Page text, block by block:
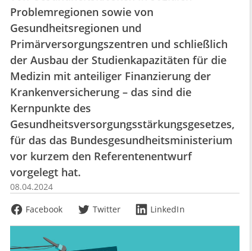
Problemregionen sowie von
Gesundheitsregionen und
Primärversorgungszentren und schließlich
der Ausbau der Studienkapazitäten für die
Medizin mit anteiliger Finanzierung der
Krankenversicherung – das sind die
Kernpunkte des
Gesundheitsversorgungsstärkungsgesetzes,
für das das Bundesgesundheitsministerium
vor kurzem den Referentenentwurf
vorgelegt hat.
08.04.2024
Facebook
Twitter LinkedIn